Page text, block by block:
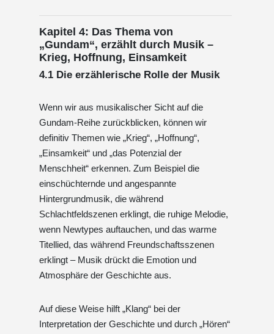
Kapitel 4: Das Thema von
„Gundam“, erzählt durch Musik –
Krieg, Hoffnung, Einsamkeit
4.1 Die erzählerische Rolle der Musik
Wenn wir aus musikalischer Sicht auf die
Gundam-Reihe zurückblicken, können wir
definitiv Themen wie „Krieg“, „Hoffnung“,
„Einsamkeit“ und „das Potenzial der
Menschheit“ erkennen. Zum Beispiel die
einschüchternde und angespannte
Hintergrundmusik, die während
Schlachtfeldszenen erklingt, die ruhige Melodie,
wenn Newtypes auftauchen, und das warme
Titellied, das während Freundschaftsszenen
erklingt – Musik drückt die Emotion und
Atmosphäre der Geschichte aus.
Auf diese Weise hilft „Klang“ bei der
Interpretation der Geschichte und durch „Hören“